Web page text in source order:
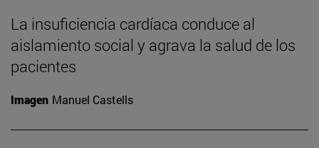
La insuficiencia cardíaca conduce al
aislamiento social y agrava la salud de los
pacientes
Imagen Manuel Castells